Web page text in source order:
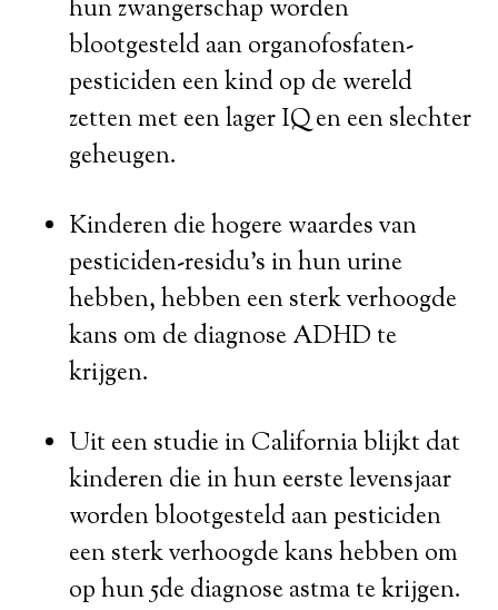
hun zwangerschap worden
blootgesteld aan organofosfaten-
pesticiden een kind op de wereld
zetten met een lager IQ en een slechter
geheugen.
Kinderen die hogere waardes van
pesticiden-residu’s in hun urine
hebben, hebben een sterk verhoogde
kans om de diagnose ADHD te
krijgen.
Uit een studie in California blijkt dat
kinderen die in hun eerste levensjaar
worden blootgesteld aan pesticiden
een sterk verhoogde kans hebben om
op hun 5de diagnose astma te krijgen.